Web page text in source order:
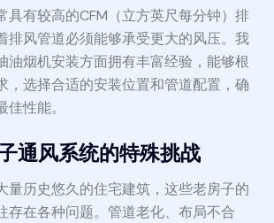
具有较高的CFM（立方英尺每分钟）排
排风管道必须能够承受更大的风压。我
油烟机安装方面拥有丰富经验，能够根
，选择合适的安装位置和管道配置，确
性能。
通风系统的特殊挑战
量历史悠久的住宅建筑，这些老房子的
存在各种问题。管道老化、布局不合